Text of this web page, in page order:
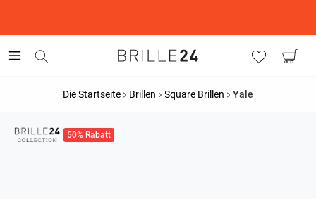
Die Startseite Brillen Square Brillen Yale
50% Rabatt